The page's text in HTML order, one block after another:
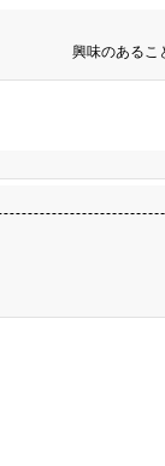
興味のあるこ